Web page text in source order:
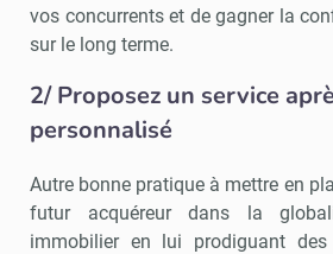
vos concurrents et de gagner la
sur le long terme.
2/ Proposez un service
personnalisé
Autre bonne pratique à mettre en
futur acquéreur dans la
immobilier en lui prodiguant